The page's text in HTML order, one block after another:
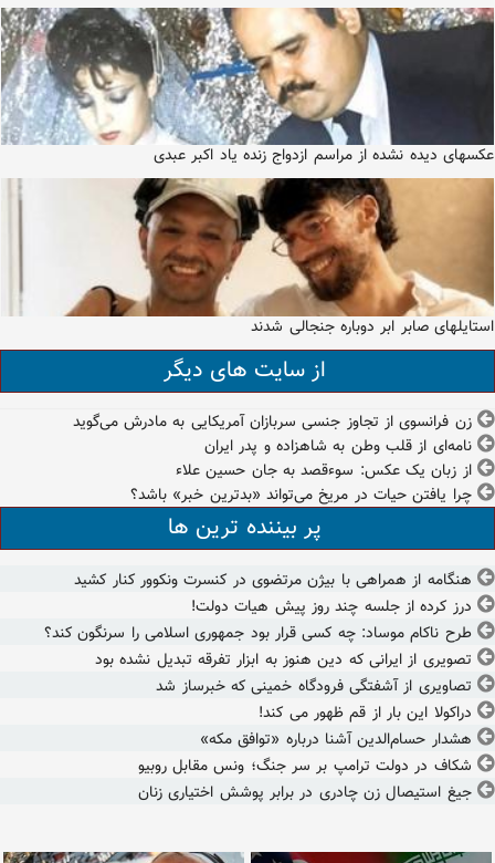
عکسهای دیده نشده از مراسم ازدواج زنده یاد اکبر عبدی
استایلهای صابر ابر دوباره جنجالی شدند
از سایت های دیگر
زن فرانسوی از تجاوز جنسی سربازان آمریکایی به مادرش می‌گوید
نامه‌ای از قلب وطن به شاهزاده‌ و پدر ایران
از زبان یک عکس: سوءقصد به جان حسین علاء
چرا یافتن حیات در مریخ می‌تواند «بدترین خبر» باشد؟
پر بیننده ترین ها
هنگامه از همراهی با بیژن مرتضوی در کنسرت ونکوور کنار کشید
درز کرده از جلسه چند روز پیش هیات دولت!
طرح ناکام موساد: چه کسی قرار بود جمهوری اسلامی را سرنگون کند؟
تصویری از ایرانی که دین هنوز به ابزار تفرقه تبدیل نشده بود
تصاویری از آشفتگی فرودگاه خمینی که خبرساز شد
دراکولا این بار از قم ظهور می کند!
هشدار حسام‌الدین آشنا درباره «توافق مکه»
شکاف در دولت ترامپ بر سر جنگ؛ ونس مقابل روبیو
جیغ استیصال زن چادری در برابر پوشش اختیاری زنان